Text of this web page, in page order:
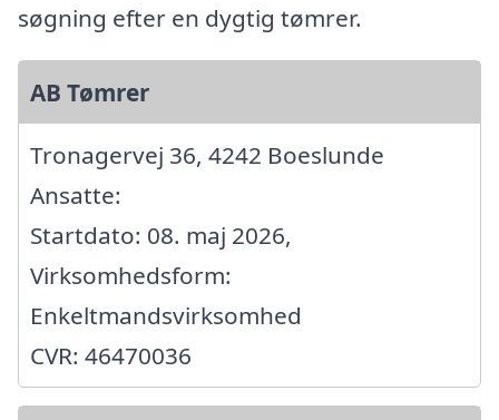
søgning efter en dygtig tømrer.
AB Tømrer
Tronagervej 36, 4242 Boeslunde
Ansatte:
Startdato: 08. maj 2026,
Virksomhedsform:
Enkeltmandsvirksomhed
CVR: 46470036